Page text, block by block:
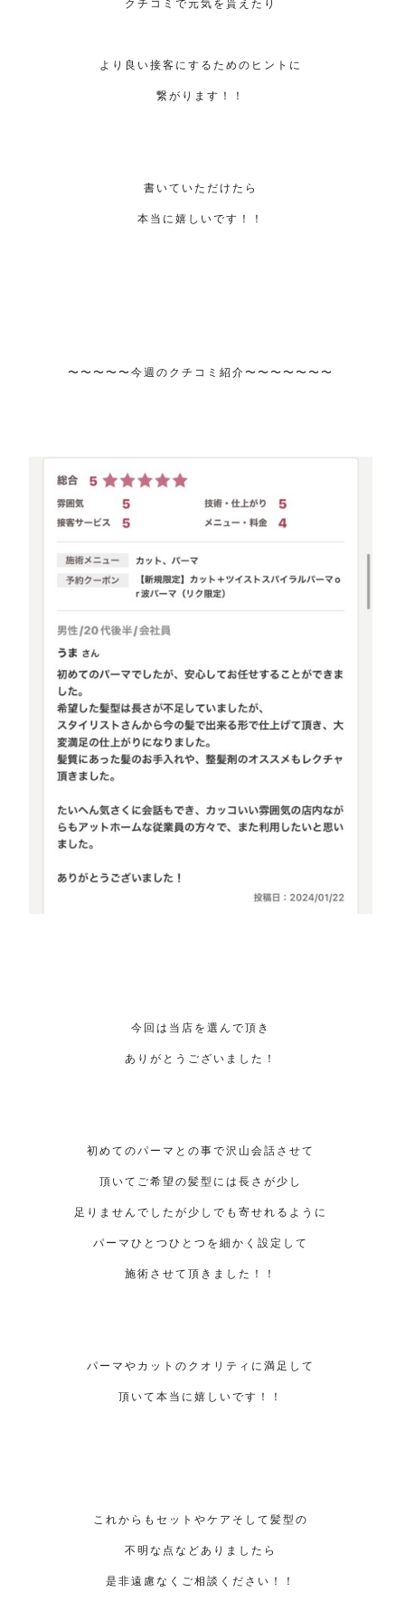
クチコミで元気を貰えたり
より良い接客にするためのヒントに
繋がります！！
書いていただけたら
本当に嬉しいです！！
〜〜〜〜〜今週のクチコミ紹介〜〜〜〜〜〜〜
今回は当店を選んで頂き
ありがとうございました！
初めてのパーマとの事で沢山会話させて
頂いてご希望の髪型には長さが少し
足りませんでしたが少しでも寄せれるように
パーマひとつひとつを細かく設定して
施術させて頂きました！！
パーマやカットのクオリティに満足して
頂いて本当に嬉しいです！！
これからもセットやケアそして髪型の
不明な点などありましたら
是非遠慮なくご相談ください！！